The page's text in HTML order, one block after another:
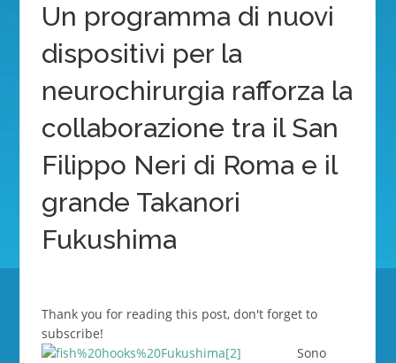
Un programma di nuovi
dispositivi per la
neurochirurgia rafforza la
collaborazione tra il San
Filippo Neri di Roma e il
grande Takanori
Fukushima
Thank you for reading this post, don't forget to
subscribe!
Sono